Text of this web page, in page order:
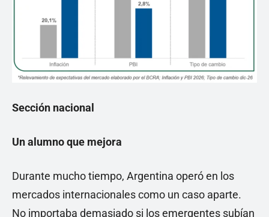
Sección nacional
Un alumno que mejora
Durante mucho tiempo, Argentina operó en los
mercados internacionales como un caso aparte.
No importaba demasiado si los emergentes subían